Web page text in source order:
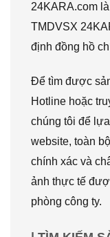
24KARA.com
TMDVSX
định đồng hồ
Để tìm được
Hotline hoặc
chúng tôi để
website, toàn
chính xác và
ảnh thực tế
phòng công ty.